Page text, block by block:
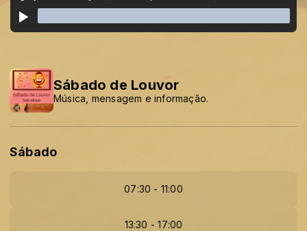
Sábado de Louvor
Música, mensagem e informação.
Sábado
07:30 - 11:00
13:30 - 17:00